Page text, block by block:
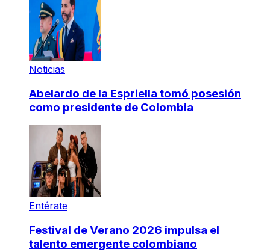
Noticias
Abelardo de la Espriella tomó posesión
como presidente de Colombia
Entérate
Festival de Verano 2026 impulsa el
talento emergente colombiano